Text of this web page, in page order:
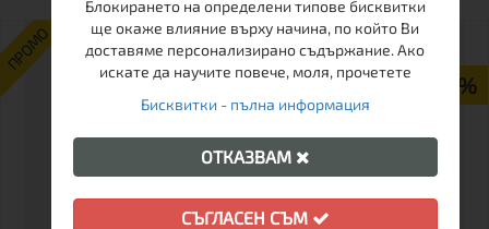
ПРОМО
-35%
ПРОМО
-47%
Блокирането на определени типове бисквитки
ще окаже влияние върху начина, по който Ви
доставяме персонализирано съдържание. Ако
искате да научите повече, моля, прочетете
Бисквитки - пълна информация
ОТКАЗВАМ
СЪГЛАСЕН СЪМ